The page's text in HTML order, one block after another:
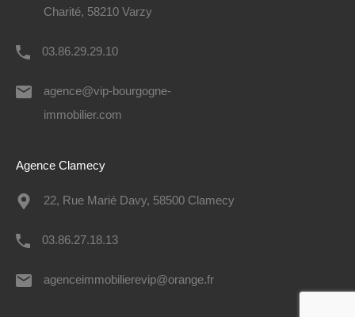
Charité, 58210 Varzy
03.86.29.29.10
agence@vip-bourgogne-
immobilier.com
Agence Clamecy
22, Rue Marié Davy, 58500 Clamecy
03.86.27.18.13
agenceimmobilierevip@orange.fr